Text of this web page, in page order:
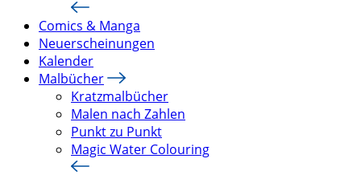
Comics & Manga
Neuerscheinungen
Kalender
Malbücher
Kratzmalbücher
Malen nach Zahlen
Punkt zu Punkt
Magic Water Colouring